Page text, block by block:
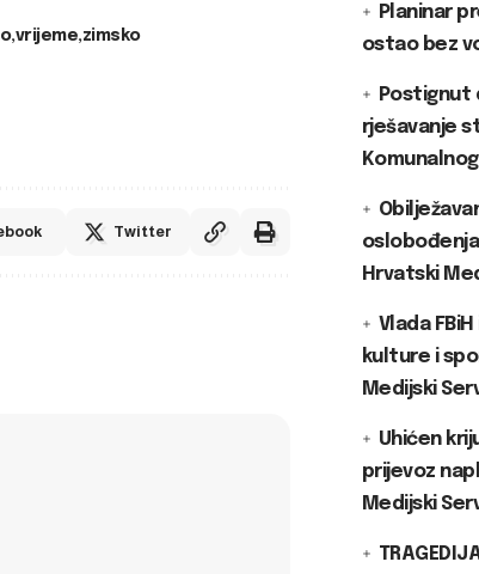
vrijeme zimsko
Twitter
Planinar
ostao bez
Postignut
rješavanje
Hrvatski
Vlada
kulture i
Medijski
Uhićen
prijevoz
Medijski